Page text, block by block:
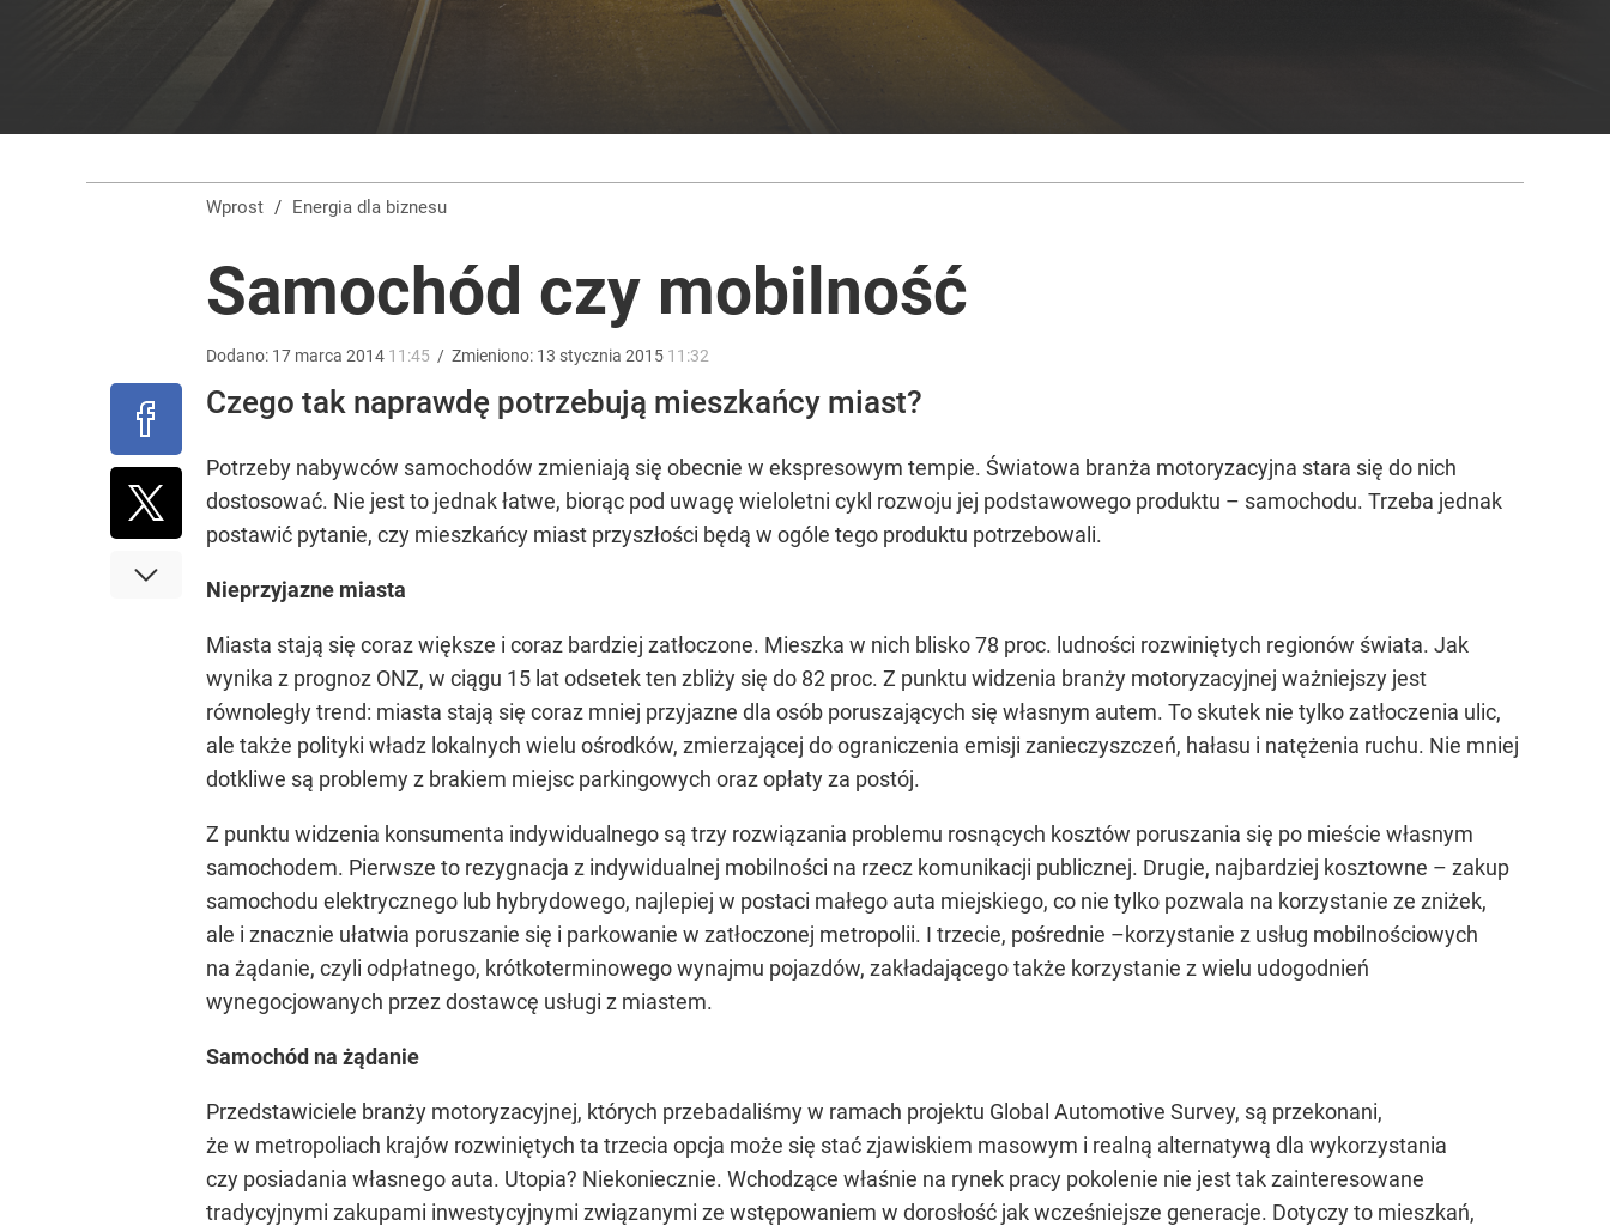
Masowe zatrucia nad polskim morzem. Wprowadzono kwarantannę
Morawiecki powoła partię. Chce współpracy z Mentzenem. „Jestem otwarty”
Wprost / Energia dla biznesu
Samochód czy mobilność
Dodano: 17 marca 2014 11:45 / Zmieniono: 13 stycznia 2015 11:32
Czego tak naprawdę potrzebują mieszkańcy miast?
Potrzeby nabywców samochodów zmieniają się obecnie w ekspresowym tempie. Światowa branża motoryzacyjna stara się do nich
dostosować. Nie jest to jednak łatwe, biorąc pod uwagę wieloletni cykl rozwoju jej podstawowego produktu – samochodu. Trzeba jednak
postawić pytanie, czy mieszkańcy miast przyszłości będą w ogóle tego produktu potrzebowali.
Nieprzyjazne miasta
Miasta stają się coraz większe i coraz bardziej zatłoczone. Mieszka w nich blisko 78 proc. ludności rozwiniętych regionów świata. Jak
wynika z prognoz ONZ, w ciągu 15 lat odsetek ten zbliży się do 82 proc. Z punktu widzenia branży motoryzacyjnej ważniejszy jest
równoległy trend: miasta stają się coraz mniej przyjazne dla osób poruszających się własnym autem. To skutek nie tylko zatłoczenia ulic,
ale także polityki władz lokalnych wielu ośrodków, zmierzającej do ograniczenia emisji zanieczyszczeń, hałasu i natężenia ruchu. Nie mniej
dotkliwe są problemy z brakiem miejsc parkingowych oraz opłaty za postój.
Z punktu widzenia konsumenta indywidualnego są trzy rozwiązania problemu rosnących kosztów poruszania się po mieście własnym
samochodem. Pierwsze to rezygnacja z indywidualnej mobilności na rzecz komunikacji publicznej. Drugie, najbardziej kosztowne – zakup
samochodu elektrycznego lub hybrydowego, najlepiej w postaci małego auta miejskiego, co nie tylko pozwala na korzystanie ze zniżek,
ale i znacznie ułatwia poruszanie się i parkowanie w zatłoczonej metropolii. I trzecie, pośrednie –korzystanie z usług mobilnościowych
na żądanie, czyli odpłatnego, krótkoterminowego wynajmu pojazdów, zakładającego także korzystanie z wielu udogodnień
wynegocjowanych przez dostawcę usługi z miastem.
Samochód na żądanie
Przedstawiciele branży motoryzacyjnej, których przebadaliśmy w ramach projektu Global Automotive Survey, są przekonani,
że w metropoliach krajów rozwiniętych ta trzecia opcja może się stać zjawiskiem masowym i realną alternatywą dla wykorzystania
czy posiadania własnego auta. Utopia? Niekoniecznie. Wchodzące właśnie na rynek pracy pokolenie nie jest tak zainteresowane
tradycyjnymi zakupami inwestycyjnymi związanymi ze wstępowaniem w dorosłość jak wcześniejsze generacje. Dotyczy to mieszkań,